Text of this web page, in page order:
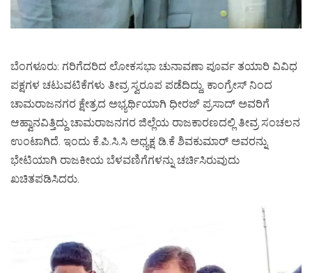
ಬೆಂಗಳೂರು: ಗರಿಗೆದರಿದ ಲೋಕಸಭಾ ಚುನಾವಣಾ ಪೂರ್ವ ತಯಾರಿ ವಿವಿಧ
ಪಕ್ಷಗಳ ಚಟುವಟಿಕೆಗಳು ತೀವ್ರ ಸ್ವರೂಪ ಪಡೆದಿದ್ದು, ಕಾಂಗ್ರೇಸ್ ನಿಂದ
ಚಾಮರಾಜನಗರ ಕ್ಷೇತ್ರದ ಅಭ್ಯರ್ಥಿಯಾಗಿ ಧೀರಜ್ ಪ್ರಸಾದ್ ಅವರಿಗೆ
ಆಹ್ವಾನವಿತ್ತಿದ್ದು ಚಾಮರಾಜನಗರ ಜಿಲ್ಲೆಯ ರಾಜಕಾರಣದಲ್ಲಿ ತೀವ್ರ ಸಂಚಲನ
ಉಂಟಾಗಿದೆ. ಇಂದು ಕೆ.ಪಿ.ಸಿ.ಸಿ ಅಧ್ಯಕ್ಷ ಡಿ.ಕೆ ಶಿವಕುಮಾರ್ ಅವರನ್ನು
ಭೇಟಿಯಾಗಿ ರಾಜಕೀಯ ಬೆಳವಣಿಗೆಗಳನ್ನು ಚರ್ಚಿಸಿರುವುದು
ಖಚಿತಪಡಿಸಿದರು.